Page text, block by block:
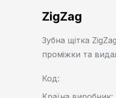
ZigZag
Зубна щітка
проміжки та
Код: